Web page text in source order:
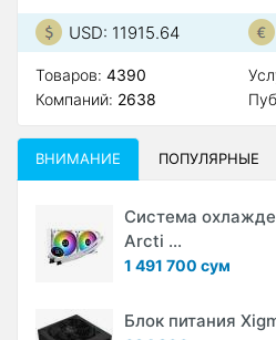
USD: 11915.64
Товаров: 4390
Компаний: 2638
ВНИМАНИЕ ПОПУЛЯРНЫЕ
Система
Arcti ...
1 491 700 сум
Блок питания